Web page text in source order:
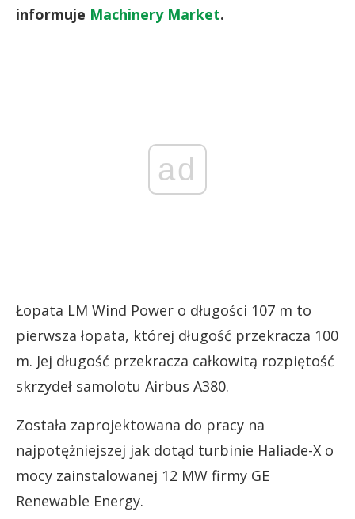
informuje Machinery Market.
ad
Łopata LM Wind Power o długości 107 m to
pierwsza łopata, której długość przekracza 100
m. Jej długość przekracza całkowitą rozpiętość
skrzydeł samolotu Airbus A380.
Została zaprojektowana do pracy na
najpotężniejszej jak dotąd turbinie Haliade-X o
mocy zainstalowanej 12 MW firmy GE
Renewable Energy.